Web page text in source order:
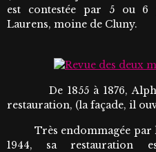
est contestée par 5 ou 6
Laurens, moine de Cluny.
De 1855 à 1876,
restauration, (la façade, il
Très endommagée par
1944, sa restauration